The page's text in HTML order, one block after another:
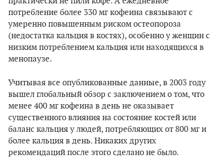
потребление более 330 мг кофеина связывают с
умеренно повышенным риском остеопороза
(недостатка кальция в костях), особенно у женщин с
низким потреблением кальция или находящихся в
менопаузе.
Учитывая все опубликованные данные, в 2003 году
вышел глобальный обзор с заключением о том, что
менее 400 мг кофеина в день не оказывает
существенного влияния на состояние костей или
баланс кальция у людей, потребляющих от 800 мг и
более кальция в день. Никаких других
рекомендаций после этого сделано не было.